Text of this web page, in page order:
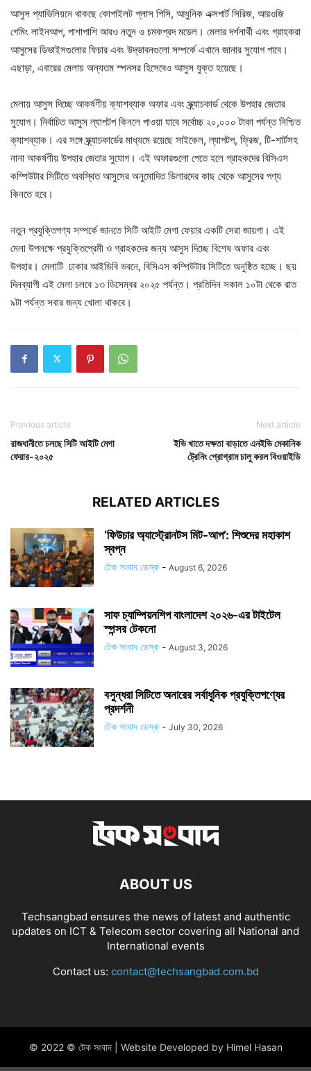
আসুস প্যাভিলিয়নে থাকছে কোপাইলট প্লাস পিসি, আধুনিক এক্সপার্ট সিরিজ, আরওজি
গেমিং লাইনআপ, পাশাপাশি আরও নতুন ও চমকপ্রদ মডেল। মেলার দর্শনার্থী এবং গ্রাহকরা
আসুসের ডিভাইসগুলোর ফিচার এবং উদ্ভাবনগুলো সম্পর্কে এখানে জানার সুযোগ পাবে।
এছাড়া, এবারের মেলায় অন্যতম স্পনসর হিসেবেও আসুস যুক্ত হয়েছে।
মেলায় আসুস দিচ্ছে আকর্ষণীয় ক্যাশব্যাক অফার এবং স্ক্র্যাচকার্ড থেকে উপহার জেতার
সুযোগ। নির্বাচিত আসুস ল্যাপটপ কিনলে পাওয়া যাবে সর্বোচ্চ ২০,০০০ টাকা পর্যন্ত নিশ্চিত
ক্যাশব্যাক। এর সঙ্গে স্ক্র্যাচকার্ডের মাধ্যমে রয়েছে সাইকেল, ল্যাপটপ, ফ্রিজ, টি-শার্টসহ
নানা আকর্ষণীয় উপহার জেতার সুযোগ। এই অফারগুলো পেতে হলে গ্রাহকদের বিসিএস
কম্পিউটার সিটিতে অবস্থিত আসুসের অনুমোদিত ডিলারদের কাছ থেকে আসুসের পণ্য
কিনতে হবে।
নতুন প্রযুক্তিপণ্য সম্পর্কে জানতে সিটি আইটি মেগা ফেয়ার একটি সেরা জায়গা। এই
মেলা উপলক্ষে প্রযুক্তিপ্রেমী ও গ্রাহকদের জন্য আসুস দিচ্ছে বিশেষ অফার এবং
উপহার। মেলাটি ঢাকার আইডিবি ভবনে, বিসিএস কম্পিউটার সিটিতে অনুষ্ঠিত হচ্ছে। ছয়
দিনব্যাপী এই মেলা চলবে ১৩ ডিসেম্বর ২০২৫ পর্যন্ত। প্রতিদিন সকাল ১০টা থেকে রাত
৯টা পর্যন্ত সবার জন্য খোলা থাকবে।
Previous article
রাজধানীতে চলছে সিটি আইটি মেগা
ফেয়ার-২০২৫
Next article
ইভি খাতে দক্ষতা বাড়াতে এনইভি মেকানিক
ট্রেনিং প্রোগ্রাম চালু করল বিওয়াইডি
RELATED ARTICLES
‘ফিউচার অ্যাস্ট্রোনটস মিট-আপ’: শিশুদের মহাকাশ
স্বপ্ন
টেক সংবাদ ডেস্ক - August 6, 2026
সাফ চ্যাম্পিয়নশিপ বাংলাদেশ ২০২৬-এর টাইটেল
স্পন্সর টেকনো
টেক সংবাদ ডেস্ক - August 3, 2026
বসুন্ধরা সিটিতে অনারের সর্বাধুনিক প্রযুক্তিপণ্যের
প্রদর্শনী
টেক সংবাদ ডেস্ক - July 30, 2026
ABOUT US
Techsangbad ensures the news of latest and authentic
updates on ICT & Telecom sector covering all National and
International events
Contact us: contact@techsangbad.com.bd
© 2022 © টেক সংবাদ | Website Developed by Himel Hasan